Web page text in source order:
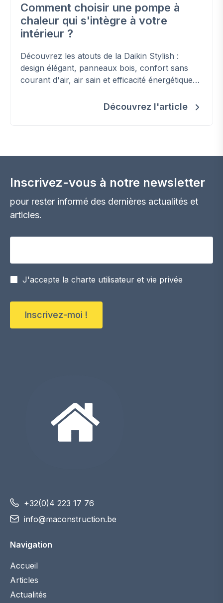
Comment choisir une pompe à
chaleur qui s'intègre à votre
intérieur ?
Découvrez les atouts de la Daikin Stylish :
design élégant, panneaux bois, confort sans
courant d'air, air sain et efficacité énergétique
Découvrez l'article
Inscrivez-vous à notre newsletter
pour rester informé des dernières actualités et
articles.
J'accepte la charte utilisateur et vie privée
Inscrivez-moi !
+32(0)4 223 17 76
info@maconstruction.be
Navigation
Accueil
Articles
Actualités